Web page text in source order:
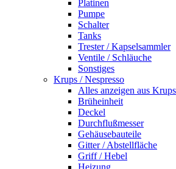
Platinen
Pumpe
Schalter
Tanks
Trester / Kapselsammler
Ventile / Schläuche
Sonstiges
Krups / Nespresso
Alles anzeigen aus
Brüheinheit
Deckel
Durchflußmesser
Gehäusebauteile
Gitter / Abstellfläche
Griff / Hebel
Heizung